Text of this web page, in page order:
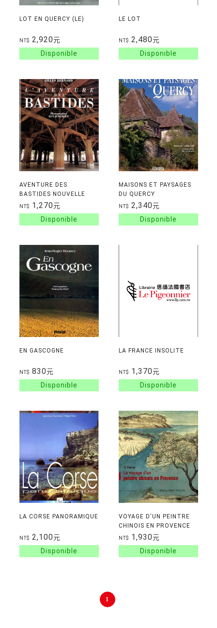
LOT EN QUERCY (LE)
NT$ 2,920元
LE LOT
NT$ 2,480元
AVENTURE DES
BASTIDES NOUVELLE
EDITION
NT$ 1,270元
MAISONS ET PAYSAGES
DU QUERCY
NT$ 2,340元
EN GASCOGNE
NT$ 830元
LA FRANCE INSOLITE
NT$ 1,370元
LA CORSE PANORAMIQUE
NT$ 2,100元
VOYAGE D'UN PEINTRE
CHINOIS EN PROVENCE
NT$ 1,930元
1